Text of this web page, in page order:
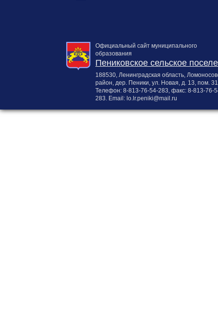
Официальный сайт муниципального
образования
Пениковское сельское
188530, Ленинградская область,
район, дер. Пеники, ул. Новая, д. 13, пом. 31
Телефон: 8-813-76-54-283 , факс: 8-813-76-
283 . Email: lo.lr.peniki@mail.ru